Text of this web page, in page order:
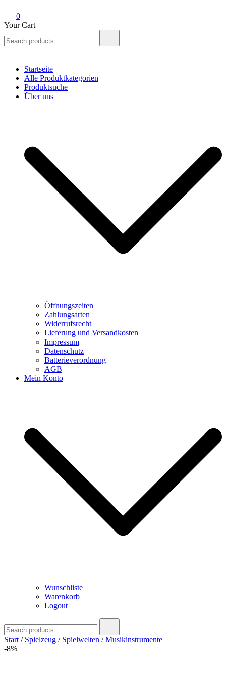
0
Your Cart
for:
Startseite
Alle Produktkategorien
Produktsuche
Über uns
Öffnungszeiten
Zahlungsarten
Widerrufsrecht
Lieferung und Versandkosten
Impressum
Datenschutz
Batterieverordnung
AGB
Mein Konto
Wunschliste
Warenkorb
Logout
for:
Start / Spielzeug / Spielwelten /Musikinstrumente
-8%